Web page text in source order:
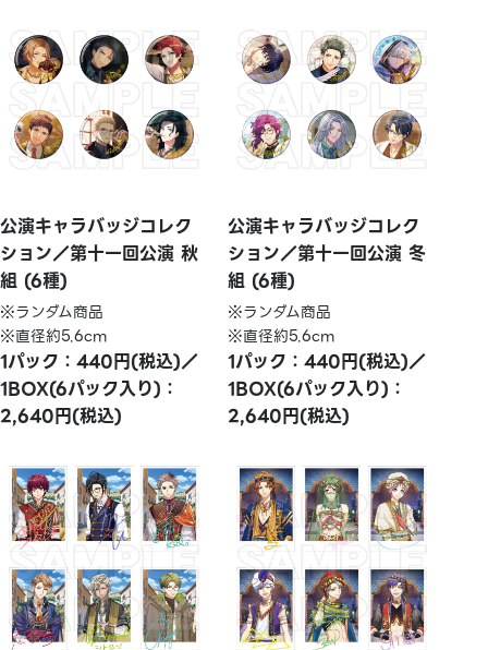
公演キャラバッジコレク
ション／第十一回公演 秋
組 (6種)
※ランダム商品
※直径約5.6cm
1パック：440円(税込)／
1BOX(6パック入り)：
2,640円(税込)
公演キャラバッジコレク
ション／第十一回公演 冬
組 (6種)
※ランダム商品
※直径約5.6cm
1パック：440円(税込)／
1BOX(6パック入り)：
2,640円(税込)